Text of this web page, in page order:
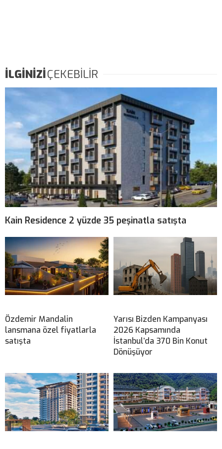
İLGİNİZİÇEKEBİLİR
Kain Residence 2 yüzde 35 peşinatla satışta
Özdemir Mandalin
lansmana özel fiyatlarla
satışta
Yarısı Bizden Kampanyası
2026 Kapsamında
İstanbul’da 370 Bin Konut
Dönüşüyor